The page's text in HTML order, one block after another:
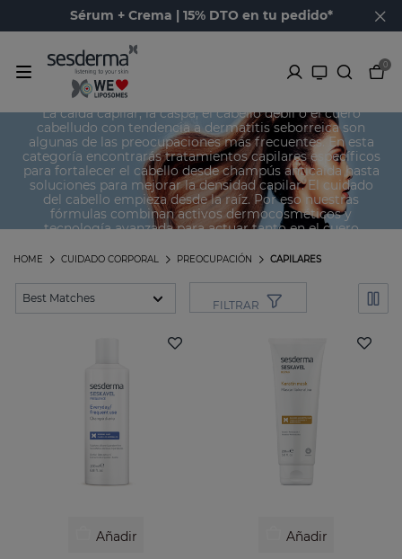
Sérum + Crema | 15% DTO en tu pedido*
0
La caída capilar, la caspa, el cabello débil o el cuero
cabelludo con tendencia a dermatitis seborreica son
algunas de las preocupaciones más frecuentes. En esta
categoría encontrarás tratamientos capilares específicos
para fortalecer el cabello desde champús anticaída hasta
soluciones para mejorar la densidad capilar. El cuidado
del cabello empieza desde la raíz. Por eso nuestras
fórmulas combinan activos dermocosméticos y
tecnología avanzada para actuar tanto en el cuero
CAPILARES
PREOCUPACIÓN
CUIDADO CORPORAL
HOME
FILTRAR
Añadir Añadir